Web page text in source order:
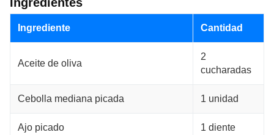
Ingrediente Cantidad
Aceite de oliva
2
cucharadas
Cebolla mediana picada 1 unidad
Ajo picado 1 diente